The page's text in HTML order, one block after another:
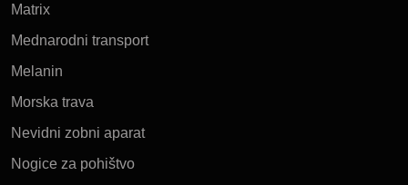
Matrix
Mednarodni transport
Melanin
Morska trava
Nevidni zobni aparat
Nogice za pohištvo